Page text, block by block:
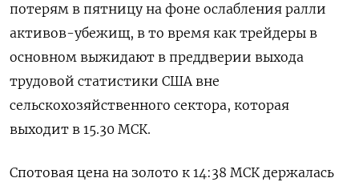
потерям в пятницу на фоне ослабления ралли
активов-убежищ, в то время как трейдеры в
основном выжидают в преддверии выхода
трудовой статистики США вне
сельскохозяйственного сектора, которая
выходит в 15.30 МСК.
Спотовая цена на золото к 14:38 МСК держалась